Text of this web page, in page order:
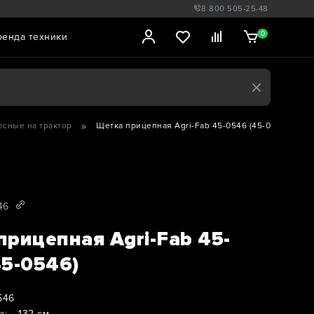
8 800 505-25-48
0
техники
на трактор Щетка прицепная Agri-Fab 45-0546 (45-0546)
Agri-Fab 45-
0546)